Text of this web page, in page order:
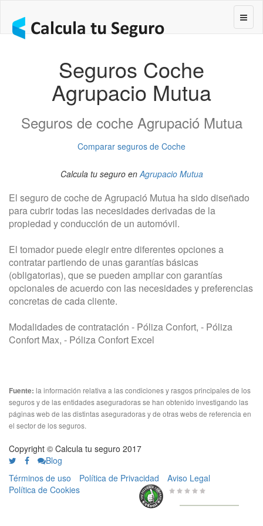
Seguros Coche
Agrupacio Mutua
Seguros de coche Agrupació Mutua
Comparar seguros de Coche
Calcula tu seguro enAgrupacio Mutua
El seguro de coche de Agrupació Mutua ha sido diseñado
para cubrir todas las necesidades derivadas de la
propiedad y conducción de un automóvil.
El tomador puede elegir entre diferentes opciones a
contratar partiendo de unas garantías básicas
(obligatorias), que se pueden ampliar con garantías
opcionales de acuerdo con las necesidades y preferencias
concretas de cada cliente.
Modalidades de contratación - Póliza Confort, - Póliza
Confort Max, - Póliza Confort Excel
Fuente: la información relativa a las condiciones y rasgos principales de los
seguros y de las entidades aseguradoras se han obtenido investigando las
páginas web de las distintas aseguradoras y de otras webs de referencia en
el sector de los seguros.
Copyright © Calcula tu seguro 2017
Blog
Términos de uso
Política de Privacidad
Aviso Legal
Política de Cookies